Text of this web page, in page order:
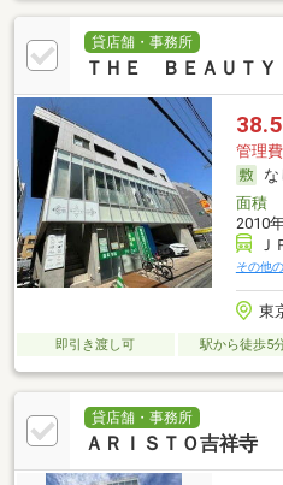
貸店舗・事務所
ＴＨＥ ＢＥＡＵＴ
管理
な
面積
2010
Ｊ
その他
東
即引き渡し可 駅から徒歩5
貸店舗・事務所
ＡＲＩＳＴＯ吉祥寺